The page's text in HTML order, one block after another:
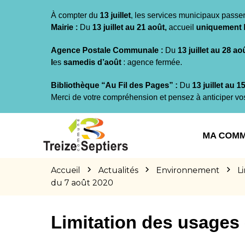
À compter du 13 juillet, les services municipaux
Mairie : Du 13 juillet au 21 août, accueil uniquement
Agence Postale Communale : Du 13 juillet au 28
es samedis d’août : agence fermée.
Bibliothèque “Au Fil des Pages” : Du 13 juillet au
Merci de votre compréhension et pensez à anticiper
MA
Accueil Actualités Environnement
du 7 août 2020
Limitation des usages